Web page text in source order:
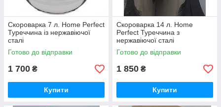
Скороварка 7 л. Home Perfect
Туреччина із нержавіючої
сталі
Готово до відправки
1 700 ₴
Купити
Скороварка 14 л. Home
Perfect Туреччина з
нержавіючої сталі
Готово до відправки
1 850 ₴
Купити